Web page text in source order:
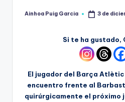
Ainhoa Puig Garcia 3 de
Si te ha gustado,
El jugador del Barça
encuentro frente al
quirúrgicamente el próximo